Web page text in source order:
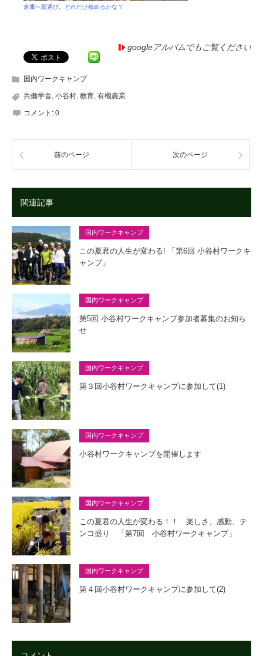
倉庫へ薪運び。どれだけ積めるかな？
googleアルバムでもご覧ください
国内ワークキャンプ
共働学舎, 小谷村, 教育, 有機農業
コメント: 0
前のページ 次のページ
関連記事
国内ワークキャンプ
この夏君の人生が変わる! 「第6回 小谷村ワークキ
ャンプ」
国内ワークキャンプ
第5回 小谷村ワークキャンプ参加者募集のお知ら
せ
国内ワークキャンプ
第３回小谷村ワークキャンプに参加して(1)
国内ワークキャンプ
小谷村ワークキャンプを開催します
国内ワークキャンプ
この夏君の人生が変わる！！ 楽しさ、感動、テ
ンコ盛り 「第7回 小谷村ワークキャンプ」
国内ワークキャンプ
第４回小谷村ワークキャンプに参加して(2)